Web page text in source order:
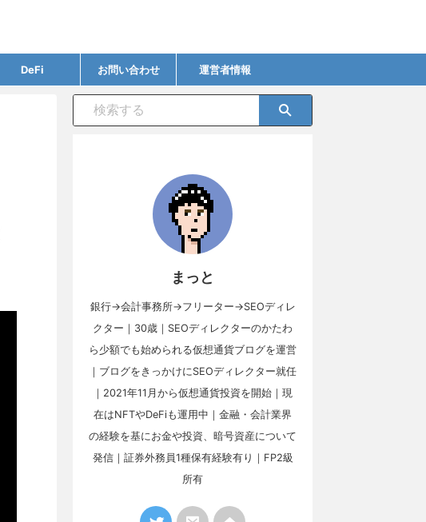
DeFi お問い合わせ 運営者情報
まっと
銀行→会計事務所→フリーター→SEOディレ
クター｜30歳｜SEOディレクターのかたわ
ら少額でも始められる仮想通貨ブログを運営
｜ブログをきっかけにSEOディレクター就任
｜2021年11月から仮想通貨投資を開始｜現
在はNFTやDeFiも運用中｜金融・会計業界
の経験を基にお金や投資、暗号資産について
発信｜証券外務員1種保有経験有り｜FP2級
所有